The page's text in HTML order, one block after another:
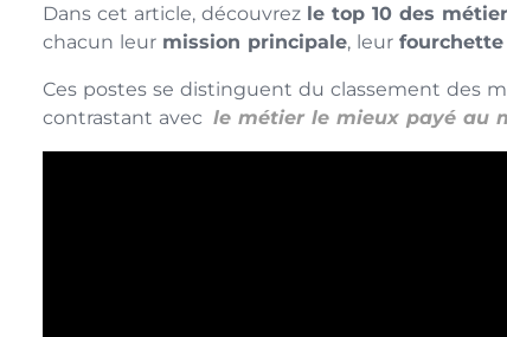
Dans cet article, découvrez le top 10 des
chacun leur mission principale, leur
Ces postes se distinguent du classement des
contrastant avec le métier le mieux payé au